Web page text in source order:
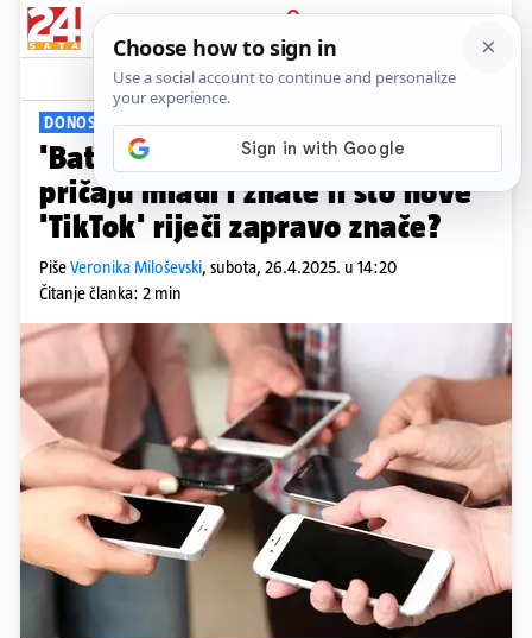
PRIJAVA
Viral Komentari
DONOSIMO LISTU RIJEČI
'Batice, puca drip': Kako danas
pričaju mladi i znate li što nove
'TikTok' riječi zapravo znače?
PišeVeronika Miloševski, subota, 26.4.2025. u 14:20
Čitanje članka: 2 min